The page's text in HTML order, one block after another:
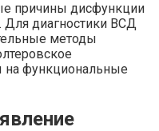
причины дисфункции
Для диагностики ВСД
методы
на функциональные